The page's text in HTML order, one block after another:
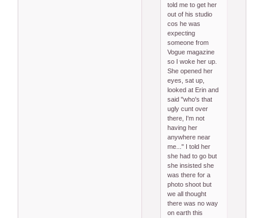
told me to get her
out of his studio
cos he was
expecting
someone from
Vogue magazine
so I woke her up.
She opened her
eyes, sat up,
looked at Erin and
said "who's that
ugly cunt over
there, I'm not
having her
anywhere near
me..." I told her
she had to go but
she insisted she
was there for a
photo shoot but
we all thought
there was no way
on earth this